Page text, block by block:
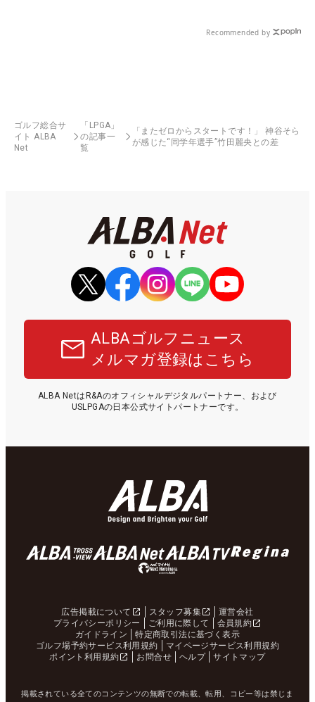
Recommended by
ゴルフ総合サ
イト ALBA
Net
「LPGA」
の記事一
覧
「またゼロからスタートです！」 神谷そら
が感じた“同学年選手”竹田麗央との差
ALBAゴルフニュース
メルマガ登録はこちら
ALBA NetはR&Aのオフィシャルデジタルパートナー、および
USLPGAの日本公式サイトパートナーです。
広告掲載について スタッフ募集
運営会社
プライバシーポリシー
ご利用に際して
会員規約
ガイドライン
特定商取引法に基づく表示
ゴルフ場予約サービス利用規約
マイページサービス利用規約
ポイント利用規約
お問合せ ヘルプ サイトマップ
掲載されている全てのコンテンツの無断での転載、転用、コピー等は禁じま